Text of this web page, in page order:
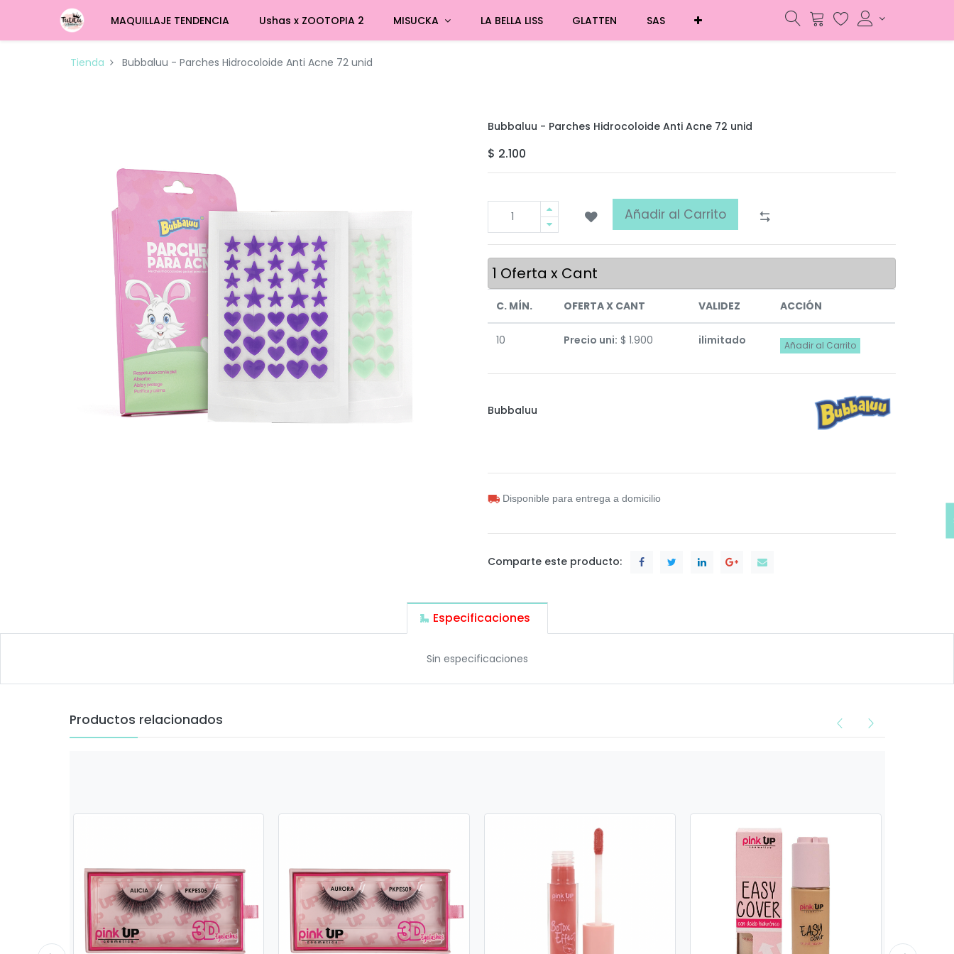
MAQUILLAJE TENDENCIA Ushas x ZOOTOPIA 2 MISUCKA LA BELLA LISS GLATTEN SAS
Tienda Bubbaluu - Parches Hidrocoloide Anti Acne 72 unid
Bubbaluu - Parches Hidrocoloide Anti Acne 72 unid
$ 2.100
Añadir al Carrito
1 Oferta x Cant
C. MÍN. OFERTA X CANT VALIDEZ ACCIÓN
10 Precio uni: $ 1.900 ilimitado Añadir al Carrito
Bubbaluu
Disponible para entrega a domicilio
Comparte este producto:
Especificaciones
Sin especificaciones
Productos relacionados